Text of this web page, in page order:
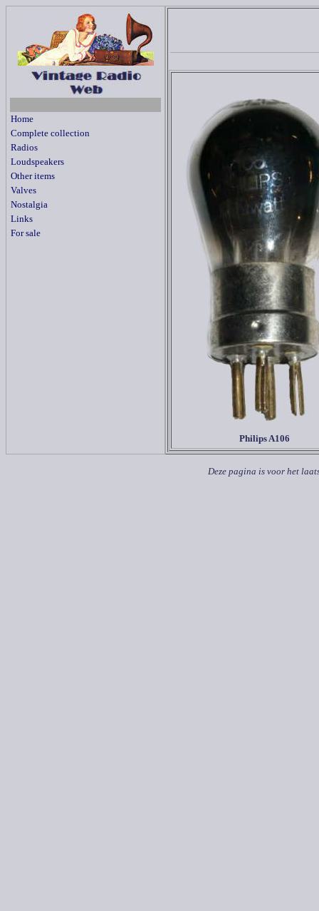
Home
Complete collection
Radios
Loudspeakers
Other items
Valves
Nostalgia
Links
For sale
Philips A106
Deze pagina is voor het